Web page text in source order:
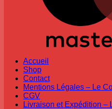
Accueil
Shop
Contact
Mentions Légales – Le
CGV
Livraison et Expédition –